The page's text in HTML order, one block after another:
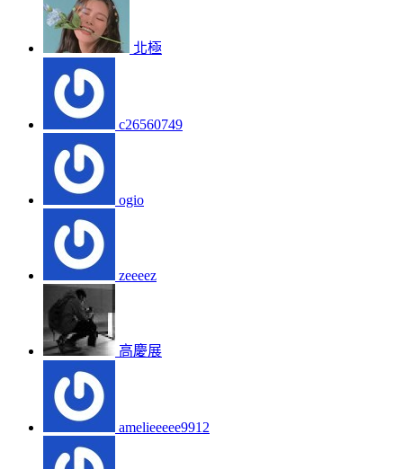
北極
c26560749
ogio
zeeeez
高慶展
amelieeeee9912